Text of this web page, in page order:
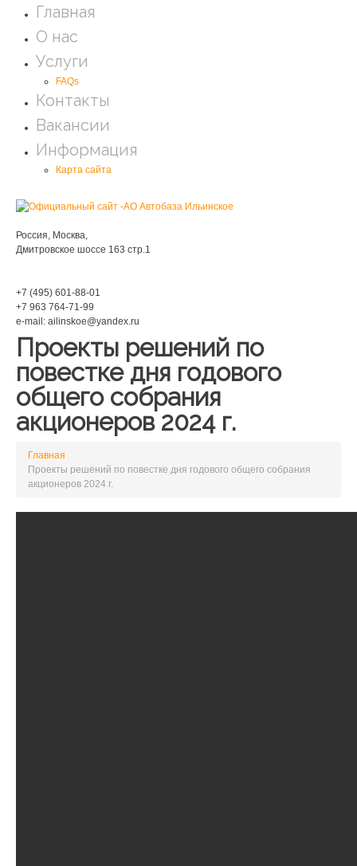
Главная
О нас
Услуги
FAQs
Контакты
Вакансии
Информация
Карта сайта
Россия, Москва,
Дмитровское шоссе 163 стр.1
+7 (495) 601-88-01
+7 963 764-71-99
e-mail: ailinskoe@yandex.ru
Проекты решений по
повестке дня годового
общего собрания
акционеров 2024 г.
Главная
Проекты решений по повестке дня годового общего собрания
акционеров 2024 г.